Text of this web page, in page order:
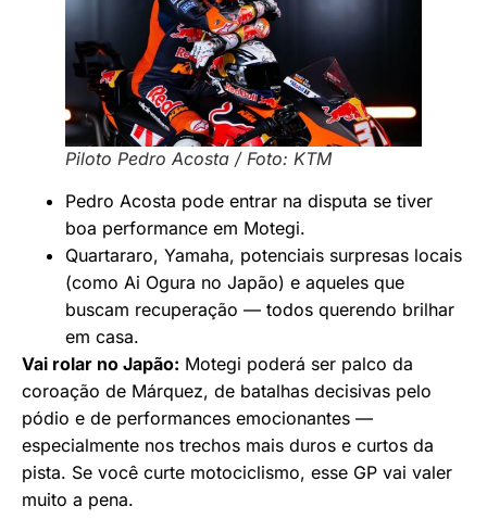
Piloto Pedro Acosta / Foto: KTM
Pedro Acosta pode entrar na disputa se tiver
boa performance em Motegi.
Quartararo, Yamaha, potenciais surpresas locais
(como Ai Ogura no Japão) e aqueles que
buscam recuperação — todos querendo brilhar
em casa.
Vai rolar no Japão: Motegi poderá ser palco da
coroação de Márquez, de batalhas decisivas pelo
pódio e de performances emocionantes —
especialmente nos trechos mais duros e curtos da
pista. Se você curte motociclismo, esse GP vai valer
muito a pena.